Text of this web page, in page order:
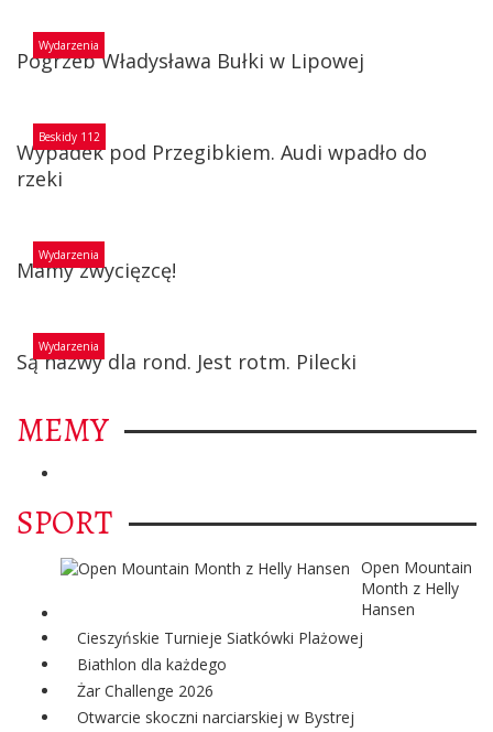
Wydarzenia
Pogrzeb Władysława Bułki w Lipowej
Beskidy 112
Wypadek pod Przegibkiem. Audi wpadło do
rzeki
Wydarzenia
Mamy zwycięzcę!
Wydarzenia
Są nazwy dla rond. Jest rotm. Pilecki
MEMY
SPORT
Open Mountain
Month z Helly
Hansen
Cieszyńskie Turnieje Siatkówki Plażowej
Biathlon dla każdego
Żar Challenge 2026
Otwarcie skoczni narciarskiej w Bystrej